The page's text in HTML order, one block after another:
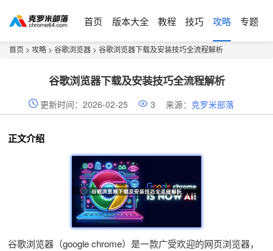
首页 版本大全 教程 技巧 攻略 专题
首页 > 攻略 > 谷歌浏览器 > 谷歌浏览器下载及安装技巧全流程解析
谷歌浏览器下载及安装技巧全流程解析
更新时间：2026-02-25 3 来源： 克罗米部落
正文介绍
谷歌浏览器（google chrome）是一款广受欢迎的网页浏览器，